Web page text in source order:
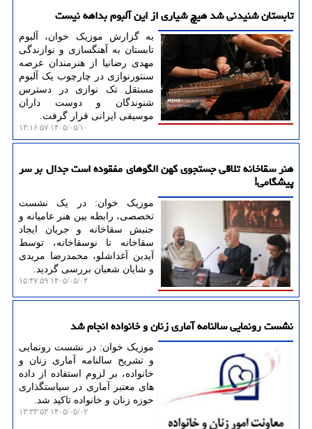
تابستان شنیدنی شد هیچ شیاری از این آلبوم بداهه نیست
به گزارش موزیک خوان، آلبوم
تابستان به آهنگسازی و نوازندگی
مهدی رضانیا از هنرمندان عرصه
سنتورنوازی در چارچوب یک آلبوم
مستقل تک نوازی در دسترس
شنوندگان و دوست داران
موسیقی ایرانی قرار گرفت.
۱۴۰۵/۰۵/۱۰ ۱۴:۱۶:۵۷
هنر سقاخانه تلاقی جستجوی کهن الگوهای مفقوده است جدال بر سر
پیشگامی!
موزیک خوان: در یک نشست
تخصصی، رابطه بین هنر عامیانه و
جنبش سقاخانه و جریان ایجاد
سقاخانه تا نوسقاخانه، توسط
آیدین آغداشلو، محمدرضا مریدی
و شایان شعبان بررسی گردید.
۱۴۰۵/۰۵/۰۴ ۱۵:۴۷:۵۹
نشست رونمایی سالنامه آماری زنان و خانواده انجام شد
موزیک خوان: در نشست رونمایی
و تشریح سالنامه آماری زنان و
خانواده، بر لزوم استفاده از داده
های معتبر آماری در سیاستگذاری
حوزه زنان و خانواده تاکید شد.
۱۴۰۵/۰۵/۰۲ ۱۳:۳۳:۵۳